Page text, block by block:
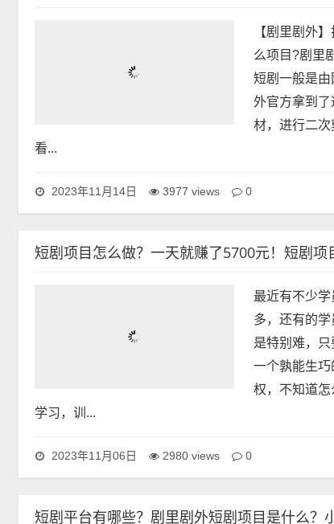
【剧里剧外
么项目?剧里
短剧一般是由
外官方拿到
2023年11月14日 3977 views 0
最近有不少
多，还有的学
是特别难，只
一个孰能生
2023年11月06日 2980 views 0